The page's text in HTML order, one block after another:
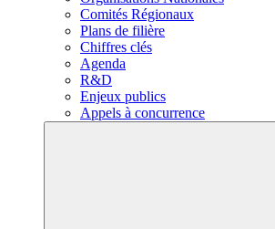
Comités Régionaux
Plans de filière
Chiffres clés
Agenda
R&D
Enjeux publics
Appels à concurrence